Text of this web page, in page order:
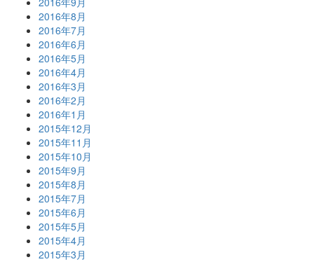
2016年8月
2016年7月
2016年6月
2016年5月
2016年4月
2016年3月
2016年2月
2016年1月
2015年12月
2015年11月
2015年10月
2015年9月
2015年8月
2015年7月
2015年6月
2015年5月
2015年4月
2015年3月